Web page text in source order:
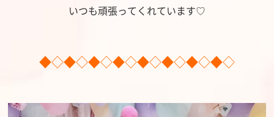
いつも頑張ってくれています♡
◆◇◆◇◆◇◆◇◆◇◆◇◆◇◆◇